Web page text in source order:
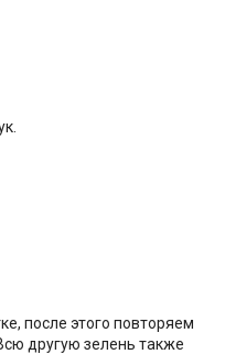
после этого повторяем
другую зелень также